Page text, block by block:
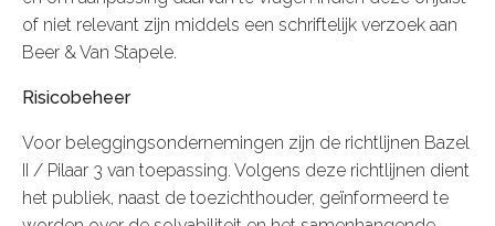
of niet relevant zijn middels een schriftelijk verzoek aan
Beer & Van Stapele.
Risicobeheer
Voor beleggingsondernemingen zijn de richtlijnen Bazel
II / Pilaar 3 van toepassing. Volgens deze richtlijnen dient
het publiek, naast de toezichthouder, geïnformeerd te